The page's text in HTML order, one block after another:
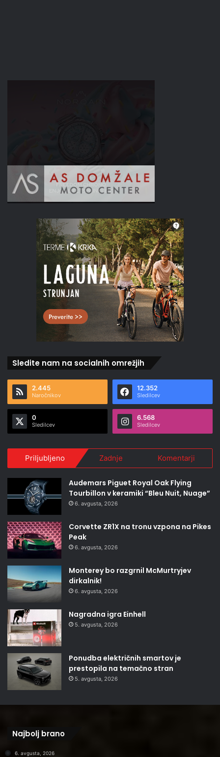
Sledite nam na socialnih omrežjih
2.445
Naročnikov
12.352
Sledilcev
0
Sledilcev
6.568
Sledilcev
Priljubljeno Zadnje Komentarji
Audemars Piguet Royal Oak Flying
Tourbillon v keramiki “Bleu Nuit, Nuage”
6. avgusta, 2026
Corvette ZR1X na tronu vzpona na Pikes
Peak
6. avgusta, 2026
Monterey bo razgrnil McMurtryjev
dirkalnik!
6. avgusta, 2026
Nagradna igra Einhell
5. avgusta, 2026
Ponudba električnih smartov je
prestopila na temačno stran
5. avgusta, 2026
Najbolj brano
6. avgusta, 2026